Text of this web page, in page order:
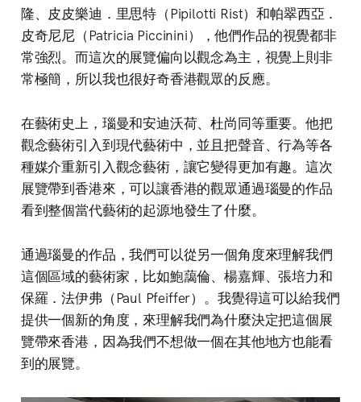
隆、皮皮樂迪．里思特（Pipilotti Rist）和帕翠西亞．
皮奇尼尼（Patricia Piccinini），他們作品的視覺都非
常強烈。而這次的展覽偏向以觀念為主，視覺上則非
常極簡，所以我也很好奇香港觀眾的反應。
在藝術史上，瑙曼和安迪沃荷、杜尚同等重要。他把
觀念藝術引入到現代藝術中，並且把聲音、行為等各
種媒介重新引入觀念藝術，讓它變得更加有趣。這次
展覽帶到香港來，可以讓香港的觀眾通過瑙曼的作品
看到整個當代藝術的起源地發生了什麼。
通過瑙曼的作品，我們可以從另一個角度來理解我們
這個區域的藝術家，比如鮑藹倫、楊嘉輝、張培力和
保羅．法伊弗（Paul Pfeiffer）。我覺得這可以給我們
提供一個新的角度，來理解我們為什麼決定把這個展
覽帶來香港，因為我們不想做一個在其他地方也能看
到的展覽。